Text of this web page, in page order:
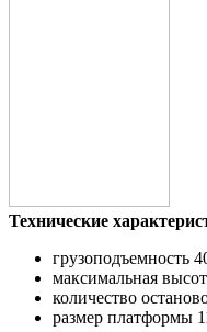
Технические
грузоподъемность
максимальная
количество
размер платформы